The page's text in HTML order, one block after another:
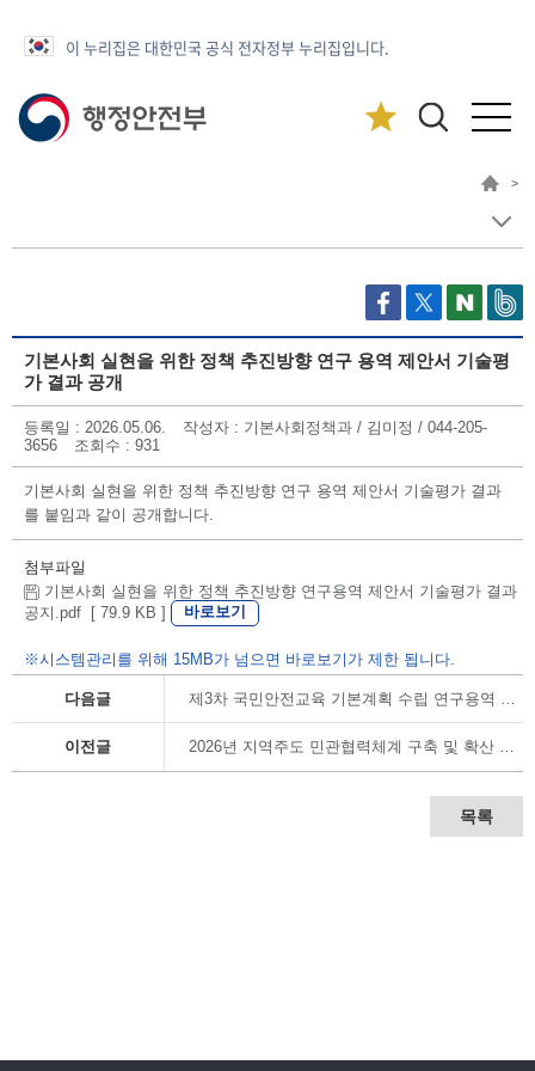
이 누리집은 대한민국 공식 전자정부 누리집입니다.
>
기본사회 실현을 위한 정책 추진방향 연구 용역 제안서 기술평
가 결과 공개
등록일 : 2026.05.06. 작성자 : 기본사회정책과 / 김미정 / 044-205-
3656
조회수 : 931
기본사회 실현을 위한 정책 추진방향 연구 용역 제안서 기술평가 결과
를 붙임과 같이 공개합니다.
첨부파일
기본사회 실현을 위한 정책 추진방향 연구용역 제안서 기술평가 결과
공지.pdf [ 79.9 KB ]
바로보기
※시스템관리를 위해 15MB가 넘으면 바로보기가 제한 됩니다.
다음글 제3차 국민안전교육 기본계획 수립 연구용역 사업 제안서 평가 결과 공개
이전글 2026년 지역주도 민관협력체계 구축 및 확산 사업 용역 제안서 기술평가 결과 공개
목록